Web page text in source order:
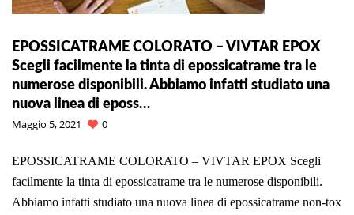
EPOSSICATRAME COLORATO – VIVTAR EPOX
Scegli facilmente la tinta di epossicatrame tra le
numerose disponibili. Abbiamo infatti studiato una
nuova linea di eposs…
Maggio 5, 2021
0
EPOSSICATRAME COLORATO – VIVTAR EPOX Scegli
facilmente la tinta di epossicatrame tra le numerose disponibili.
Abbiamo infatti studiato una nuova linea di epossicatrame non-tox